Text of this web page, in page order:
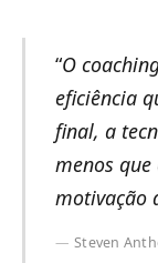
“O
eficiência
final, a
menos
motivação
Steven